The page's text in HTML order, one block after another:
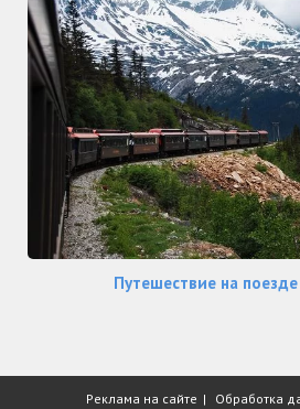
Путешествие на
Реклама на сайте Обработка